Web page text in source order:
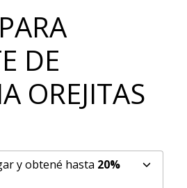
DE
OREJITAS
y obtené hasta 20%